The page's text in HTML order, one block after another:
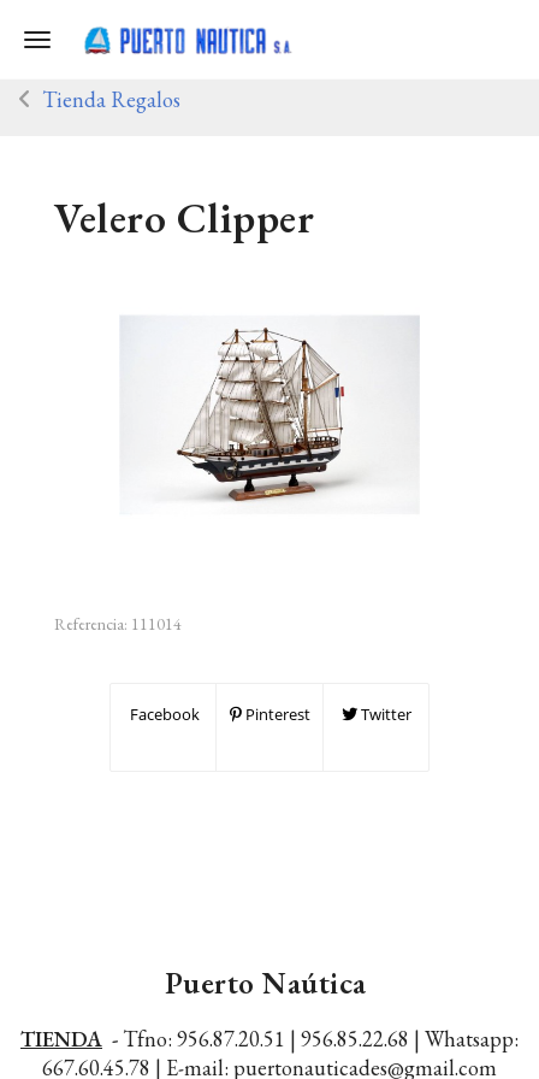
Toggle navigation
Tienda Regalos
Velero Clipper
Referencia: 111014
Facebook Pinterest Twitter
Puerto Naútica
TIENDA - Tfno: 956.87.20.51 | 956.85.22.68 | Whatsapp:
667.60.45.78 | E-mail: puertonauticades@gmail.com